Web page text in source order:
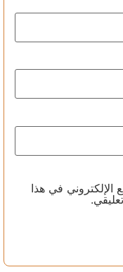
الإلكتروني في هذا